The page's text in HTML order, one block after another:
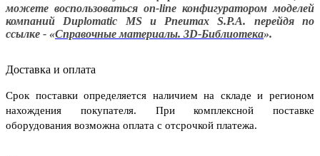
можете воспользоваться on-line конфигуратором моделей
компаний Duplomatic MS и Pneumax S.P.A. перейдя по
ссылке - «Справочные материалы. 3D-Библиотека».
Доставка и оплата
Срок поставки определяется наличием на складе и регионом
нахождения покупателя. При комплексной поставке
оборудования возможна оплата с отсрочкой платежа.